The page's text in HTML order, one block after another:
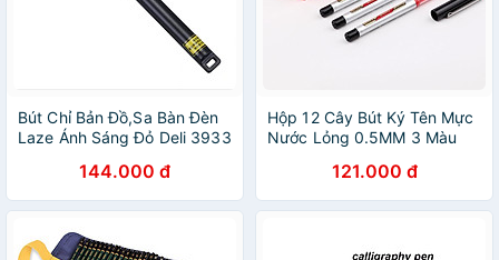
Bút Chỉ Bản Đồ,Sa Bàn Đèn
Laze Ánh Sáng Đỏ Deli 3933
144.000 đ
Hộp 12 Cây Bút Ký Tên Mực
Nước Lỏng 0.5MM 3 Màu
121.000 đ